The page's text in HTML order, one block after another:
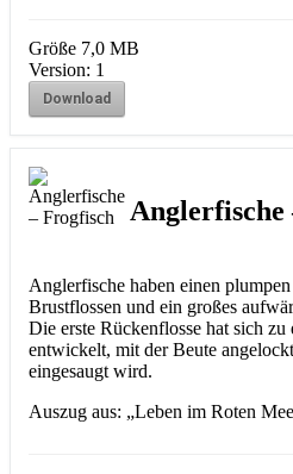
Größe 7,0 MB
Version: 1
Download
Anglerfische
Anglerfische haben einen
Brustflossen und ein großes
Die erste Rückenflosse hat sich
entwickelt, mit der Beute
eingesaugt wird.
Auszug aus: „Leben im Roten